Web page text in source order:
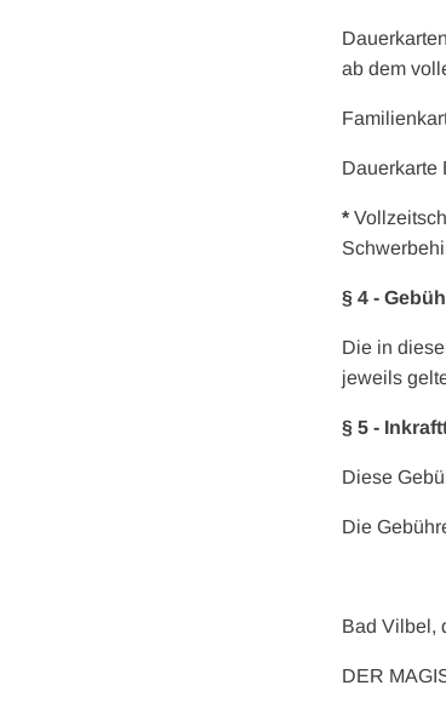
ab dem
Dauerkarte
*
§ 4 -
Die in
jeweils
§ 5 -
Diese
Die
Bad Vilbel,
DER